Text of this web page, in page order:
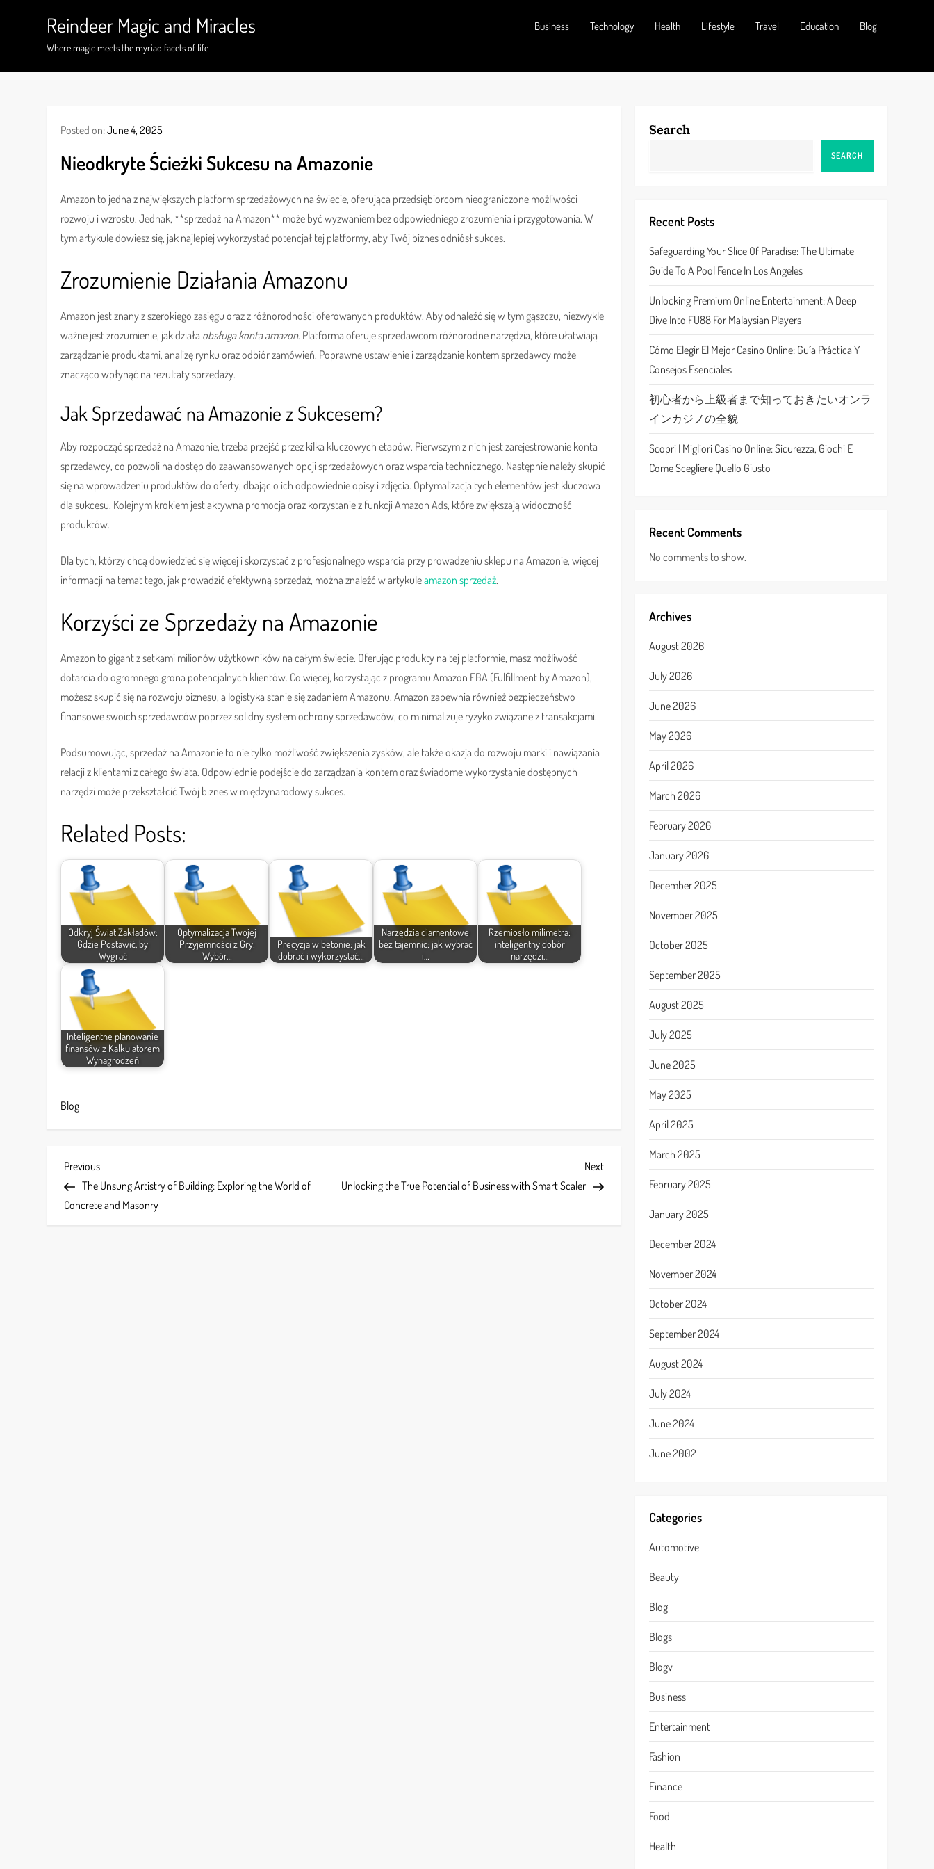
Reindeer Magic and Miracles
Where magic meets the myriad facets of life
Business Technology Health Lifestyle Travel Education Blog
Posted on:June 4, 2025
Nieodkryte Ścieżki Sukcesu na Amazonie
Amazon to jedna z największych platform sprzedażowych na świecie, oferująca przedsiębiorcom nieograniczone możliwości
rozwoju i wzrostu. Jednak, **sprzedaż na Amazon** może być wyzwaniem bez odpowiedniego zrozumienia i przygotowania. W
tym artykule dowiesz się, jak najlepiej wykorzystać potencjał tej platformy, aby Twój biznes odniósł sukces.
Zrozumienie Działania Amazonu
Amazon jest znany z szerokiego zasięgu oraz z różnorodności oferowanych produktów. Aby odnaleźć się w tym gąszczu, niezwykle
ważne jest zrozumienie, jak działa obsługa konta amazon. Platforma oferuje sprzedawcom różnorodne narzędzia, które ułatwiają
zarządzanie produktami, analizę rynku oraz odbiór zamówień. Poprawne ustawienie i zarządzanie kontem sprzedawcy może
znacząco wpłynąć na rezultaty sprzedaży.
Jak Sprzedawać na Amazonie z Sukcesem?
Aby rozpocząć sprzedaż na Amazonie, trzeba przejść przez kilka kluczowych etapów. Pierwszym z nich jest zarejestrowanie konta
sprzedawcy, co pozwoli na dostęp do zaawansowanych opcji sprzedażowych oraz wsparcia technicznego. Następnie należy skupić
się na wprowadzeniu produktów do oferty, dbając o ich odpowiednie opisy i zdjęcia. Optymalizacja tych elementów jest kluczowa
dla sukcesu. Kolejnym krokiem jest aktywna promocja oraz korzystanie z funkcji Amazon Ads, które zwiększają widoczność
produktów.
Dla tych, którzy chcą dowiedzieć się więcej i skorzystać z profesjonalnego wsparcia przy prowadzeniu sklepu na Amazonie, więcej
informacji na temat tego, jak prowadzić efektywną sprzedaż, można znaleźć w artykuleamazon sprzedaż.
Korzyści ze Sprzedaży na Amazonie
Amazon to gigant z setkami milionów użytkowników na całym świecie. Oferując produkty na tej platformie, masz możliwość
dotarcia do ogromnego grona potencjalnych klientów. Co więcej, korzystając z programu Amazon FBA (Fulfillment by Amazon),
możesz skupić się na rozwoju biznesu, a logistyka stanie się zadaniem Amazonu. Amazon zapewnia również bezpieczeństwo
finansowe swoich sprzedawców poprzez solidny system ochrony sprzedawców, co minimalizuje ryzyko związane z transakcjami.
Podsumowując, sprzedaż na Amazonie to nie tylko możliwość zwiększenia zysków, ale także okazja do rozwoju marki i nawiązania
relacji z klientami z całego świata. Odpowiednie podejście do zarządzania kontem oraz świadome wykorzystanie dostępnych
narzędzi może przekształcić Twój biznes w międzynarodowy sukces.
Related Posts:
Odkryj Świat Zakładów:
Gdzie Postawić, by
Wygrać
Optymalizacja Twojej
Przyjemności z Gry:
Wybór…
Precyzja w betonie: jak
dobrać i wykorzystać…
Narzędzia diamentowe
bez tajemnic: jak wybrać
i…
Rzemiosło milimetra:
inteligentny dobór
narzędzi…
Inteligentne planowanie
finansów z Kalkulatorem
Wynagrodzeń
Blog
P
o
Previous
Post
Previous
The Unsung Artistry of Building: Exploring the World of
Concrete and Masonry
Next
Post
Next
Unlocking the True Potential of Business with Smart Scaler
Search
SEARCH
Recent Posts
Safeguarding Your Slice Of Paradise: The Ultimate
Guide To A Pool Fence In Los Angeles
Unlocking Premium Online Entertainment: A Deep
Dive Into FU88 For Malaysian Players
Cómo Elegir El Mejor Casino Online: Guía Práctica Y
Consejos Esenciales
初心者から上級者まで知っておきたいオンラ
インカジノの全貌
Scopri I Migliori Casino Online: Sicurezza, Giochi E
Come Scegliere Quello Giusto
Recent Comments
No comments to show.
Archives
August 2026
July 2026
June 2026
May 2026
April 2026
March 2026
February 2026
January 2026
December 2025
November 2025
October 2025
September 2025
August 2025
July 2025
June 2025
May 2025
April 2025
March 2025
February 2025
January 2025
December 2024
November 2024
October 2024
September 2024
August 2024
July 2024
June 2024
June 2002
Categories
Automotive
Beauty
Blog
Blogs
Blogv
Business
Entertainment
Fashion
Finance
Food
Health